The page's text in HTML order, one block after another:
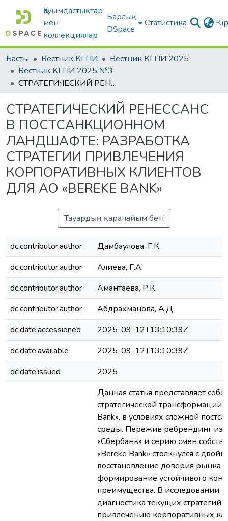
Қауымдастықтар
мен
коллекциялар
Барлық
DSpace
Статистика
Басты Вестник КГПИ
Вестник КГПИ 2025
Вестник КГПИ 2025 №3
СТРАТЕГИЧЕСКИЙ РЕНЕССАНС В ПОСТСАНКЦИОННОМ ЛАНДШАФТЕ: РАЗРАБОТКА СТРАТЕГИИ ПРИВЛЕЧЕНИЯ КОРПОРАТИВНЫХ КЛИЕНТОВ ДЛЯ АО «BEREKE BANK»
СТРАТЕГИЧЕСКИЙ РЕНЕССАНС
В ПОСТСАНКЦИОННОМ
ЛАНДШАФТЕ: РАЗРАБОТКА
СТРАТЕГИИ ПРИВЛЕЧЕНИЯ
КОРПОРАТИВНЫХ КЛИЕНТОВ
ДЛЯ АО «BEREKE BANK»
Тауардың қарапайым беті
dc.contributor.author
Дамбаулова, Г.К.
dc.contributor.author
Алиева, Г.А.
dc.contributor.author
Амантаева, Р.К.
dc.contributor.author
Абдрахманова, А.Д.
dc.date.accessioned
2025-09-12T13:10:39Z
dc.date.available
2025-09-12T13:10:39Z
dc.date.issued
2025
Данная статья представляет
стратегической трансформации
Bank», в условиях сложной
среды. Пережив ребрендинг
«Сбербанк» и серию смен
«Bereke Bank» столкнулся с
восстановление доверия рынка и
формирование устойчивого
преимущества. В исследовании
диагностика текущих стратегий
привлечению корпоративных